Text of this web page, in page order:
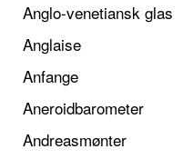
Anglo-venetiansk glas
Anglaise
Anfange
Aneroidbarometer
Andreasmønter